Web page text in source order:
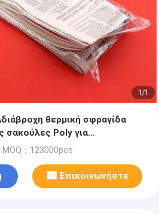
1/1
θερμική σφραγίδα
σακούλες Poly για
και πόρτων
MOQ：123000pcs
Επικοινωνήστε